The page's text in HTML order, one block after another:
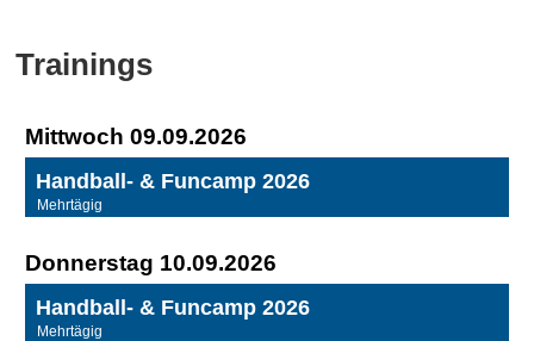
Trainings
Mittwoch 09.09.2026
Handball- & Funcamp 2026
Mehrtägig
Donnerstag 10.09.2026
Handball- & Funcamp 2026
Mehrtägig